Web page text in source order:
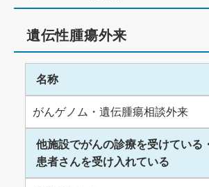
遺伝性腫瘍外来
名称
がんゲノム・遺伝腫瘍相談外来
他施設でがんの診療を受けている
患者さんを受け入れている